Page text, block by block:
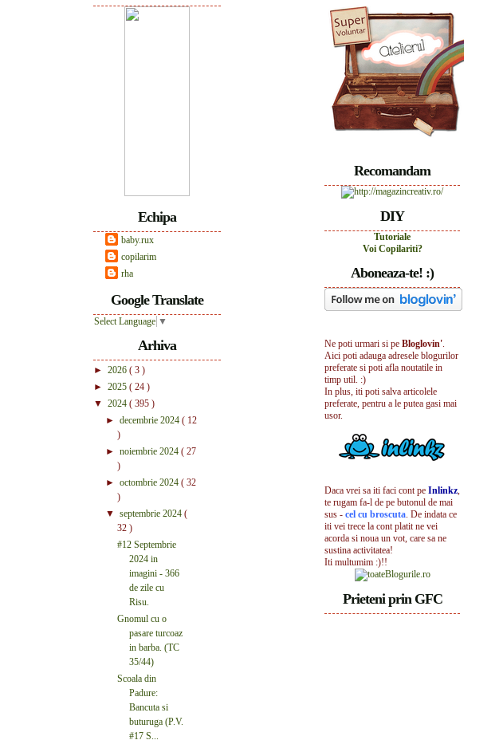
Recomandam
DIY
Tutoriale
Voi Copilariti?
Aboneaza-te! :)
Ne poti urmari si pe Bloglovin'.
Aici poti adauga adresele blogurilor
preferate si poti afla noutatile in
timp util. :)
In plus, iti poti salva articolele
preferate, pentru a le putea gasi mai
usor.
Daca vrei sa iti faci cont pe Inlinkz,
te rugam fa-l de pe butonul de mai
sus - cel cu broscuta. De indata ce
iti vei trece la cont platit ne vei
acorda si noua un vot, care sa ne
sustina activitatea!
Iti multumim :)!!
Prieteni prin GFC
Echipa
baby.rux
copilarim
rha
Google Translate
Select Language ▼
Arhiva
► 2026 ( 3 )
► 2025 ( 24 )
▼ 2024 ( 395 )
► decembrie 2024 ( 12
)
► noiembrie 2024 ( 27
)
► octombrie 2024 ( 32
)
▼ septembrie 2024 (
32 )
#12 Septembrie
2024 in
imagini - 366
de zile cu
Risu.
Gnomul cu o
pasare turcoaz
in barba. (TC
35/44)
Scoala din
Padure:
Bancuta si
buturuga (P.V.
#17 S...